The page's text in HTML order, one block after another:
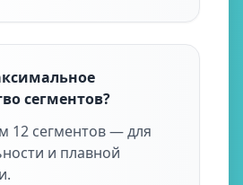
сегментов?
12 сегментов — для
и плавной